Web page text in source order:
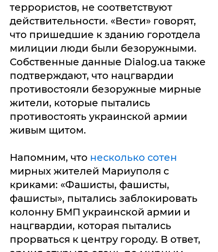
террористов, не соответствуют
действительности. «Вести» говорят,
что пришедшие к зданию горотдела
милиции люди были безоружными.
Собственные данные Dialog.ua также
подтверждают, что нацгвардии
противостояли безоружные мирные
жители, которые пытались
противостоять украинской армии
живым щитом.
Напомним, что несколько сотен
мирных жителей Мариуполя с
криками: «Фашисты, фашисты,
фашисты», пытались заблокировать
колонну БМП украинской армии и
нацгвардии, которая пытались
прорваться к центру городу. В ответ,